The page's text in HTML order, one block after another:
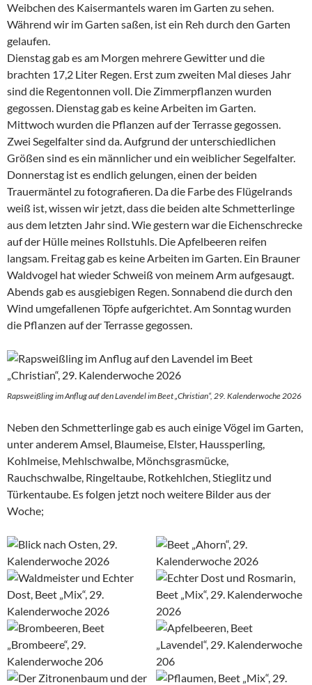
Weibchen des Kaisermantels waren im Garten zu sehen.
Während wir im Garten saßen, ist ein Reh durch den Garten
gelaufen.
Dienstag gab es am Morgen mehrere Gewitter und die
brachten 17,2 Liter Regen. Erst zum zweiten Mal dieses Jahr
sind die Regentonnen voll. Die Zimmerpflanzen wurden
gegossen. Dienstag gab es keine Arbeiten im Garten.
Mittwoch wurden die Pflanzen auf der Terrasse gegossen.
Zwei Segelfalter sind da. Aufgrund der unterschiedlichen
Größen sind es ein männlicher und ein weiblicher Segelfalter.
Donnerstag ist es endlich gelungen, einen der beiden
Trauermäntel zu fotografieren. Da die Farbe des Flügelrands
weiß ist, wissen wir jetzt, dass die beiden alte Schmetterlinge
aus dem letzten Jahr sind. Wie gestern war die Eichenschrecke
auf der Hülle meines Rollstuhls. Die Apfelbeeren reifen
langsam. Freitag gab es keine Arbeiten im Garten. Ein Brauner
Waldvogel hat wieder Schweiß von meinem Arm aufgesaugt.
Abends gab es ausgiebigen Regen. Sonnabend die durch den
Wind umgefallenen Töpfe aufgerichtet. Am Sonntag wurden
die Pflanzen auf der Terrasse gegossen.
Rapsweißling im Anflug auf den Lavendel im Beet „Christian“, 29. Kalenderwoche 2026
Neben den Schmetterlinge gab es auch einige Vögel im Garten,
unter anderem Amsel, Blaumeise, Elster, Haussperling,
Kohlmeise, Mehlschwalbe, Mönchsgrasmücke,
Rauchschwalbe, Ringeltaube, Rotkehlchen, Stieglitz und
Türkentaube. Es folgen jetzt noch weitere Bilder aus der
Woche;